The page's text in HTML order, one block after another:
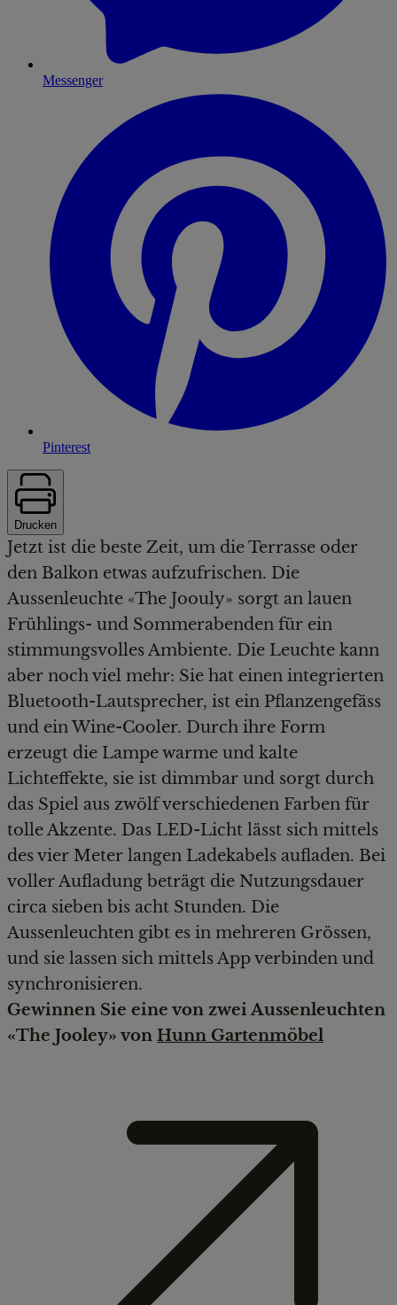
Messenger
Pinterest
Drucken
Jetzt ist die beste Zeit, um die Terrasse oder
den Balkon etwas aufzufrischen. Die
Aussenleuchte «The Joouly» sorgt an lauen
Frühlings- und Sommerabenden für ein
stimmungsvolles Ambiente. Die Leuchte kann
aber noch viel mehr: Sie hat einen integrierten
Bluetooth-Lautsprecher, ist ein Pflanzengefäss
und ein Wine-Cooler. Durch ihre Form
erzeugt die Lampe warme und kalte
Lichteffekte, sie ist dimmbar und sorgt durch
das Spiel aus zwölf verschiedenen Farben für
tolle Akzente. Das LED-Licht lässt sich mittels
des vier Meter langen Ladekabels aufladen. Bei
voller Aufladung beträgt die Nutzungsdauer
circa sieben bis acht Stunden. Die
Aussenleuchten gibt es in mehreren Grössen,
und sie lassen sich mittels App verbinden und
synchronisieren.
Gewinnen Sie eine von zwei Aussenleuchten
«The Jooley» von Hunn Gartenmöbel